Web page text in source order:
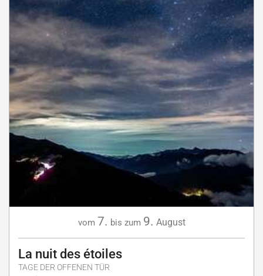
vom 7. bis zum 9. August
La nuit des étoiles
TAGE DER OFFENEN TÜR